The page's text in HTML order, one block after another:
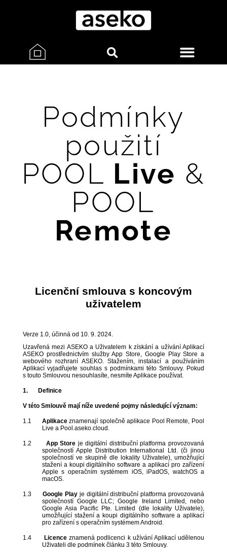
Podmínky
použití
POOL Live &
POOL
Remote
Licenční smlouva s koncovým
uživatelem
Verze 1.0, účinná od 10. 9. 2024.
Uzavřená mezi ASEKO a Uživatelem k získání a užívání Aplikací
ASEKO prostřednictvím služby App Store, Google Play Store a
webového rozhraní ASEKO. Stažením, instalací a používáním
Aplikací vyjadřujete souhlas s podmínkami této Smlouvy. Pokud
s touto Smlouvou nesouhlasíte, nesmíte Aplikace používat.
1. Definice
V této Smlouvě mají níže uvedené pojmy následující význam:
1.1 Aplikaceznamenají společně aplikace Pool Remote, Pool
Live a Pool.aseko.cloud.
1.2 App Store je digitální distribuční platforma provozovaná
společností Apple Distribution International Ltd. (či jinou
společností ve skupině dle lokality Uživatele), umožňující
stažení a koupi digitálního software a aplikací pro zařízení
Apple s operačním systémem iOS, iPadOS, watchOS a
macOS.
1.3 Google Play je digitální distribuční platforma provozovaná
společností Google LLC; Google Ireland Limited, nebo
Google Asia Pacific Pte. Limited (dle lokality Uživatele),
umožňující stažení a koupi digitálního software a aplikací
pro zařízení s operačním systémem Android.
1.4 Licenceznamená podlicenci k užívání Aplikací udělenou
Uživateli dle podmínek článku 3 této Smlouvy.